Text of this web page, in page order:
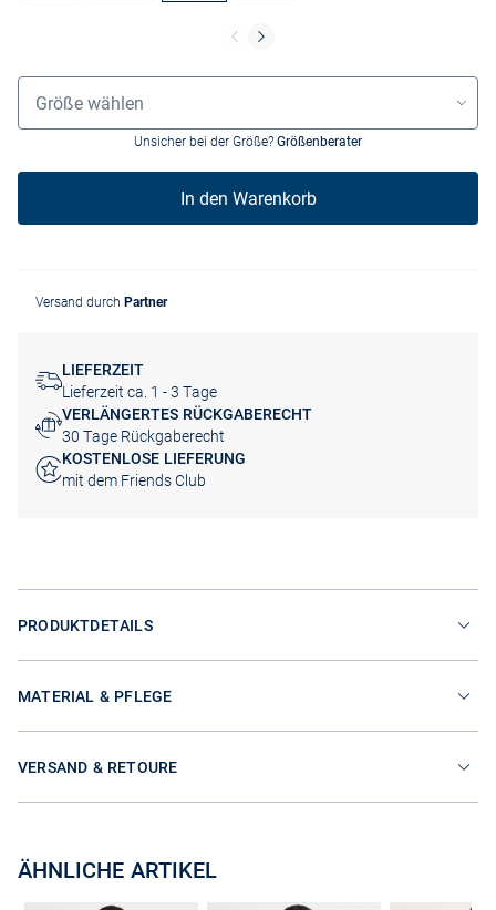
Größenauswahl
Größe wählen
Unsicher bei der Größe? Größenberater
In den Warenkorb
Versand durch Partner
LIEFERZEIT
Lieferzeit ca. 1 - 3 Tage
VERLÄNGERTES RÜCKGABERECHT
30 Tage Rückgaberecht
KOSTENLOSE LIEFERUNG
mit dem Friends Club
PRODUKTDETAILS
MATERIAL & PFLEGE
VERSAND & RETOURE
ÄHNLICHE ARTIKEL